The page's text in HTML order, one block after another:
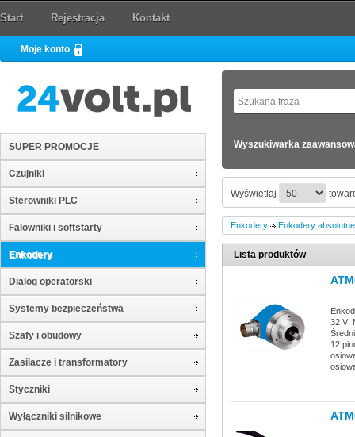
Start Rejestracja Kontakt
Moje konto
SUPER PROMOCJE
Czujniki
Sterowniki PLC
Falowniki i softstarty
Enkodery
Dialog operatorski
Systemy bezpieczeństwa
Szafy i obudowy
Zasilacze i transformatory
Styczniki
Wyłączniki silnikowe
Wyszukiwarka
Wyświetlaj
Enkodery Enkodery absolutne
Lista produktów
32 V;
12